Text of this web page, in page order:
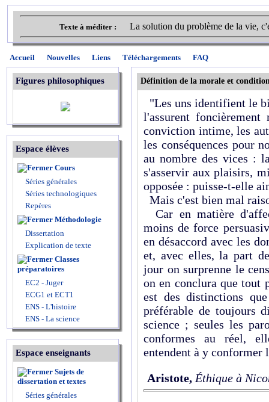
Texte à méditer : La solution du problème de la vie,
Accueil Nouvelles Liens Téléchargements FAQ
Figures philosophiques
Espace élèves
Cours
Séries générales
Séries technologiques
Repères
Méthodologie
Dissertation
Explication de texte
Classes
préparatoires
EC2 - Juger
ECG1 et ECT1
ENS - L'histoire
ENS - La science
Espace enseignants
Sujets de
dissertation et textes
Séries générales
Définition de la morale et
"Les uns identifient le
l'assurent
conviction intime, les
les conséquences pour
au nombre des vices :
s'asservir aux plaisirs,
opposée : puisse-t-elle
Mais c'est bien mal
Car en matière
moins de force
en désaccord avec les
et, avec elles, la part
jour on surprenne le
on en conclura que
est des distinctions
préférable de toujours
science ; seules les
conformes au réel,
entendent à y conformer
Aristote, Éthique à